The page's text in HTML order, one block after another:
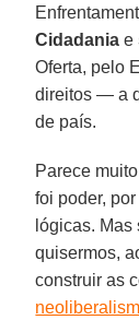
Cidadania e
Oferta, pelo
direitos — a
de país.
Parece
foi poder,
lógicas.
quisermos,
construir as